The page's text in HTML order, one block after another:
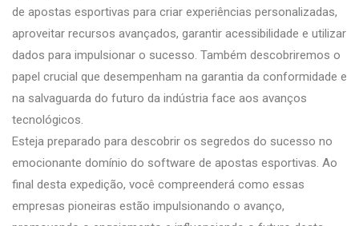
de apostas esportivas para criar experiências personalizadas,
aproveitar recursos avançados, garantir acessibilidade e utilizar
dados para impulsionar o sucesso. Também descobriremos o
papel crucial que desempenham na garantia da conformidade e
na salvaguarda do futuro da indústria face aos avanços
tecnológicos.
Esteja preparado para descobrir os segredos do sucesso no
emocionante domínio do software de apostas esportivas. Ao
final desta expedição, você compreenderá como essas
empresas pioneiras estão impulsionando o avanço,